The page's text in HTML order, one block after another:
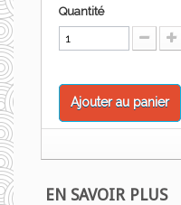
Quantité
Ajouter au panier
EN SAVOIR PLUS